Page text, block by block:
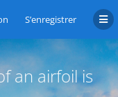
S’enregistrer
an airfoil is